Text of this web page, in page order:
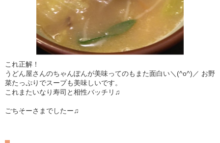
これ正解！
うどん屋さんのちゃんぽんが美味ってのもまた面白い＼(^o^)／ お野
菜たっぷりでスープも美味しいです。
これまたいなり寿司と相性バッチリ♫
ごちそーさまでしたー♫